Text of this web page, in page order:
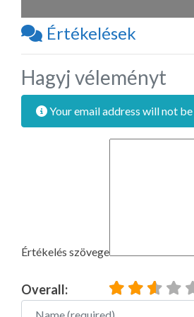
Értékelések
Hagyj véleményt
Your email address will not be
Értékelés szövege
Overall:
Name